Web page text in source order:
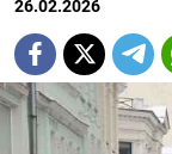
26.02.2026